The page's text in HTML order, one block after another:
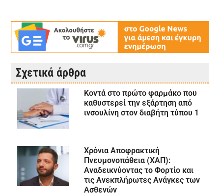
Σχετικά άρθρα
Κοντά στο πρώτο φαρμάκο που
καθυστερεί την εξάρτηση από
ινσουλίνη στον διαβήτη τύπου 1
Χρόνια Αποφρακτική
Πνευμονοπάθεια (ΧΑΠ):
Αναδεικνύοντας το Φορτίο και
τις Ανεκπλήρωτες Ανάγκες των
Ασθενών